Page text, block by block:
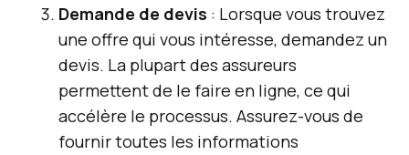
Demande de devis : Lorsque vous trouvez
une offre qui vous intéresse, demandez un
devis. La plupart des assureurs
permettent de le faire en ligne, ce qui
accélère le processus. Assurez-vous de
fournir toutes les informations